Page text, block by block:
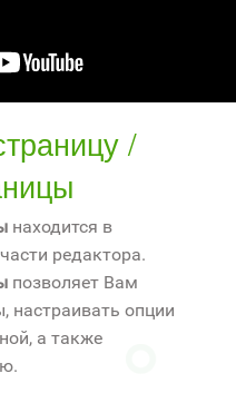
/
находится в
редактора.
позволяет Вам
настраивать опции
а также